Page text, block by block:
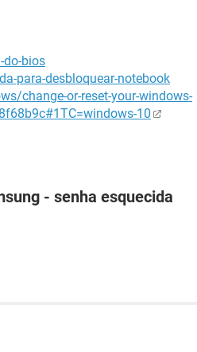
do-bios
para-desbloquear-notebook
change-or-reset-your-windows-
10
- senha esquecida